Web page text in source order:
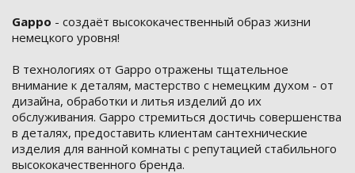
Gappo - создаёт высококачественный образ жизни
немецкого уровня!
В технологиях от Gappo отражены тщательное
внимание к деталям, мастерство с немецким духом - от
дизайна, обработки и литья изделий до их
обслуживания. Gappo стремиться достичь совершенства
в деталях, предоставить клиентам сантехнические
изделия для ванной комнаты с репутацией стабильного
высококачественного бренда.